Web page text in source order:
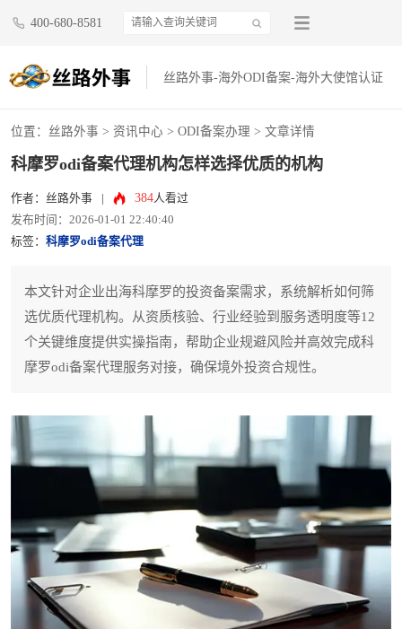
400-680-8581
丝路外事-海外ODI备案-海外大使馆认证
位置： 丝路外事 > 资讯中心 > ODI备案办理 > 文章详情
科摩罗odi备案代理机构怎样选择优质的机构
作者：丝路外事 384人看过
发布时间：2026-01-01 22:40:40
标签： 科摩罗odi备案代理
本文针对企业出海科摩罗的投资备案需求，系统解析如何筛
选优质代理机构。从资质核验、行业经验到服务透明度等12
个关键维度提供实操指南，帮助企业规避风险并高效完成科
摩罗odi备案代理服务对接，确保境外投资合规性。